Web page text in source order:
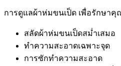
การดูแลผ้าห่มขนเป็ด เพื่อรักษา
สลัดผ้าห่มขนเป็ดสม่ำเสมอ
ทำความสะอาดเฉพาะจุด
การซักทำความสะอาด